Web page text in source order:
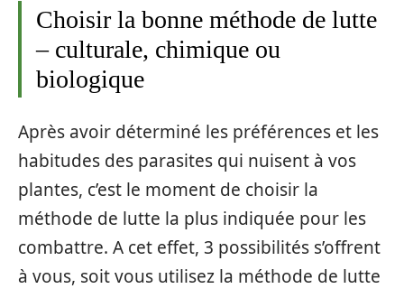
Choisir la bonne méthode de lutte
– culturale, chimique ou
biologique
Après avoir déterminé les préférences et les
habitudes des parasites qui nuisent à vos
plantes, c’est le moment de choisir la
méthode de lutte la plus indiquée pour les
combattre. A cet effet, 3 possibilités s’offrent
à vous, soit vous utilisez la méthode de lutte